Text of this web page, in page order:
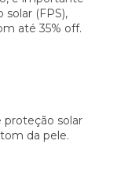
(FPS),
até 35% off.
proteção solar
da pele.